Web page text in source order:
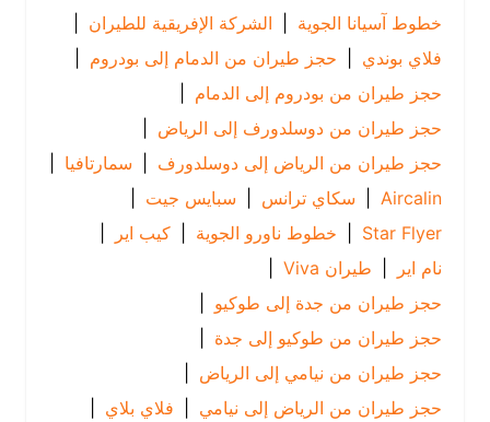
خطوط آسيانا الجوية | الشركة الإفريقية للطيران |
فلاي بوندي | حجز طيران من الدمام إلى بودروم |
حجز طيران من بودروم إلى الدمام
|
حجز طيران من دوسلدورف إلى الرياض
|
حجز طيران من الرياض إلى دوسلدورف | سمارتافيا
|
Aircalin
| سكاي ترانس | سبايس جيت
|
Star Flyer
| خطوط ناورو الجوية | كيب اير |
| طيران Viva
|
حجز طيران من جدة إلى طوكيو |
حجز طيران من طوكيو إلى جدة
حجز طيران من نيامي إلى الرياض
|
حجز طيران من الرياض إلى نيامي | فلاي بلاي